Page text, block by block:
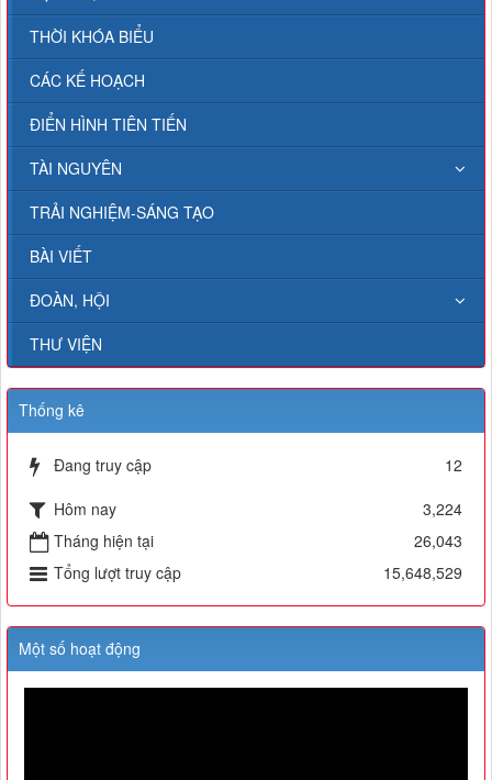
THỜI KHÓA BIỂU
CÁC KẾ HOẠCH
ĐIỂN HÌNH TIÊN TIẾN
TÀI NGUYÊN
TRẢI NGHIỆM-SÁNG TẠO
BÀI VIẾT
ĐOÀN, HỘI
THƯ VIỆN
Thống kê
Đang truy cập
12
Hôm nay
3,224
Tháng hiện tại
26,043
Tổng lượt truy cập
15,648,529
Một số hoạt động